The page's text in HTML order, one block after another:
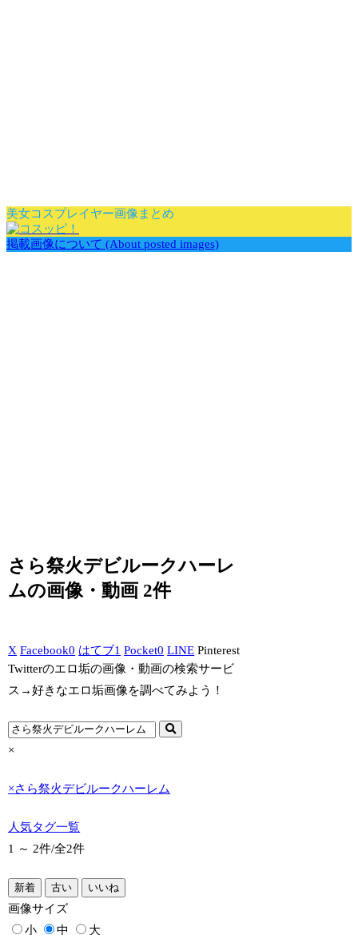
美女コスプレイヤー画像まとめ
掲載画像について (About posted images)
さら祭火デビルークハーレ
ムの画像・動画 2件
X Facebook0 はてブ1 Pocket0 LINE Pinterest
Twitterのエロ垢の画像・動画の検索サービ
ス→好きなエロ垢画像を調べてみよう！
×
×さら祭火デビルークハーレム
人気タグ一覧
1 ～ 2件/全2件
新着 古い いいね
画像サイズ
小
中
大